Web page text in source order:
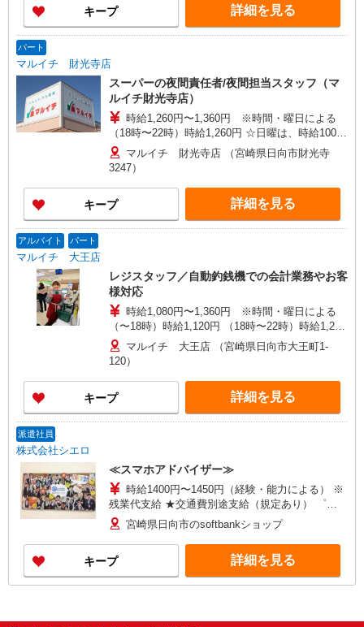
キープ 詳細を見る
パート
マルイチ 財光寺店
スーパーの夜間責任者/夜間担当スタッフ（マ
ルイチ財光寺店）
時給1,260円〜1,360円 ※時間・曜日による
（18時〜22時）時給1,260円 ☆日曜は、時給100円
UP！ ＜日曜公休希望の方は応相談＞ 試用期間3ヵ
月：同条件
マルイチ 財光寺店 （宮崎県日向市財光寺
3247）
キープ 詳細を見る
アルバイト パート
マルイチ 大王店
レジスタッフ／自動釣銭機での会計業務やお客
様対応
時給1,080円〜1,360円 ※時間・曜日による
（〜18時）時給1,120円 （18時〜22時）時給1,260
円 ☆日曜は、時給100円UP！ ※日曜公休希望の方
は応相談 ※試用期間３ヵ月：同条件 ＜アルバイト
希望の方＞ 時給1,080円〜1,320円 ※時間・曜日
による （〜18時）時給1,080円 （18時〜22時）時
給1,220円 ☆日曜は、時給100円UP！
マルイチ 大王店 （宮崎県日向市大王町1-
120）
キープ 詳細を見る
派遣社員
株式会社シエロ
≪スマホアドバイザー≫
時給1400円〜1450円（経験・能力による） ※
残業代支給 ★交通費別途支給（規定あり） ゜
+゜・。○。・゜+゜・。○。・゜+゜ 入社祝い金10
万円支給(規定有) お友達を紹介頂くと, インセンテ
ィブ支給(規定有) ★月2回払い・週払い可能（規程
有）★ ゜・。○。・゜+゜・。○。・゜+゜
宮崎県日向市のsoftbankショップ
キープ 詳細を見る